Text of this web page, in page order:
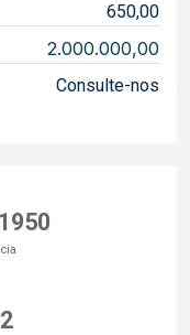
650,00
2.000.000,00
Consulte-nos
1950
2